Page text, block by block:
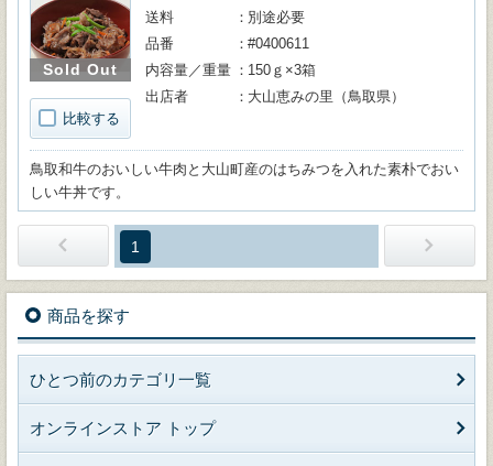
Sold Out
比較する
送料
別途必要
品番
#0400611
内容量／重量
150ｇ×3箱
出店者
大山恵みの里（鳥取県）
鳥取和牛のおいしい牛肉と大山町産のはちみつを入れた素朴でおい
しい牛丼です。
1
商品を探す
ひとつ前のカテゴリ一覧
オンラインストア トップ